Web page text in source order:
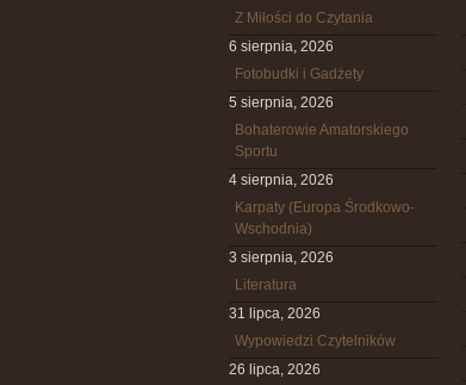
Z Miłości do Czytania
6 sierpnia, 2026
Fotobudki i Gadżety
5 sierpnia, 2026
Bohaterowie Amatorskiego
Sportu
4 sierpnia, 2026
Karpaty (Europa Środkowo-
Wschodnia)
3 sierpnia, 2026
Literatura
31 lipca, 2026
Wypowiedzi Czytelników
26 lipca, 2026